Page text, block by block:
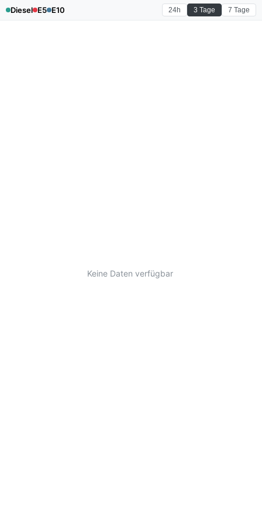
Diesel E5 E10 24h 3 Tage 7 Tage
Keine Daten verfügbar